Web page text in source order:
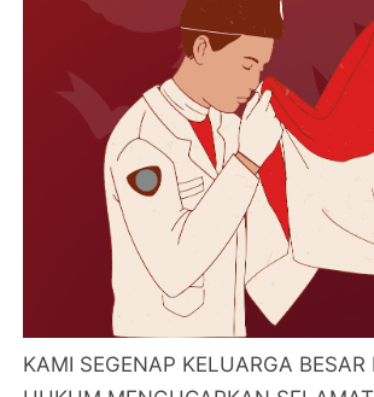
KAMI SEGENAP KELUARGA BESAR